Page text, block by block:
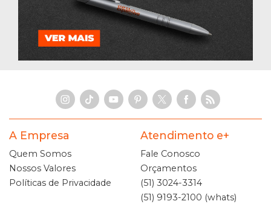
A Empresa
Quem Somos
Nossos Valores
Políticas de Privacidade
Atendimento e+
Fale Conosco
Orçamentos
(51) 3024-3314
(51) 9193-2100 (whats)